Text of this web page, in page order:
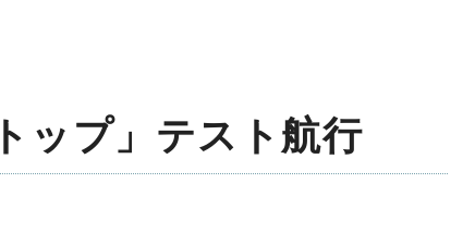
ップ」テスト航行